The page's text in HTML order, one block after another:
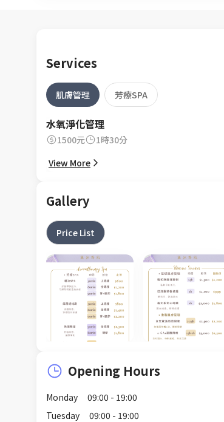
Services
肌膚管理 芳療SPA
水氧淨化管理
1500元
1時30分
View More
Gallery
Price List
Opening Hours
Monday
09:00 - 19:00
Tuesday
09:00 - 19:00